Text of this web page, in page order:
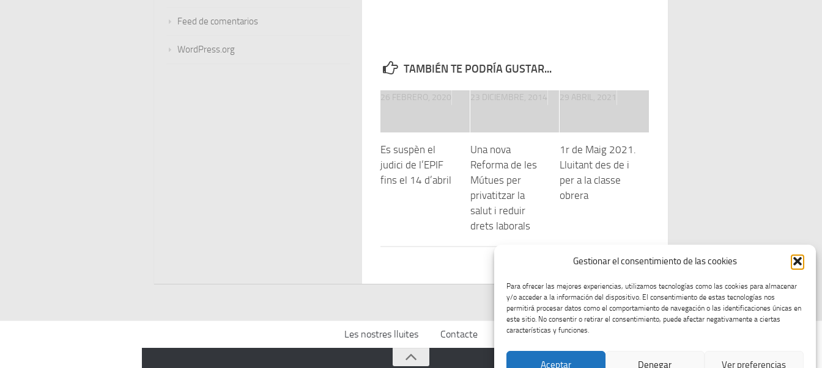
Gestionar el consentimiento de las cookies
Para ofrecer las mejores experiencias, utilizamos tecnologías como las cookies para almacenar
y/o acceder a la información del dispositivo. El consentimiento de estas tecnologías nos
permitirá procesar datos como el comportamiento de navegación o las identificaciones únicas en
este sitio. No consentir o retirar el consentimiento, puede afectar negativamente a ciertas
características y funciones.
Aceptar Denegar Ver preferencias
TAMBIÉN TE PODRÍA GUSTAR...
Es suspèn el
judici de l’EPIF
fins el 14 d’abril
26 FEBRERO, 2020
Una nova
Reforma de les
Mútues per
privatitzar la
salut i reduir
drets laborals
23 DICIEMBRE, 2014
1r de Maig 2021.
Lluitant des de i
per a la classe
obrera
29 ABRIL, 2021
Feed de comentarios
WordPress.org
Les nostres lluites Contacte